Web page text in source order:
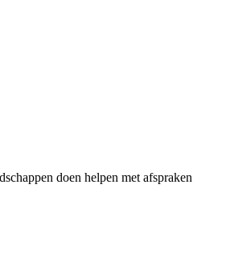
doen helpen met afspraken